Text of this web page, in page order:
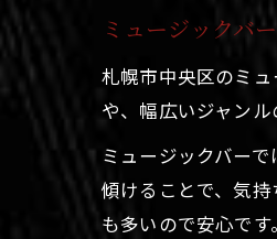
ミュージックバ
札幌市中央区のミ
や、幅広いジャン
ミュージックバー
傾けることで、気
も多いので安心です。